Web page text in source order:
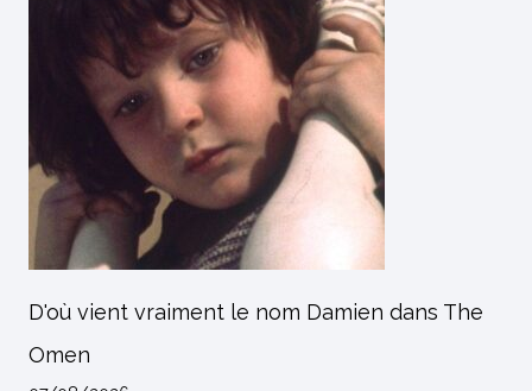
D'où vient vraiment le nom Damien dans The
Omen